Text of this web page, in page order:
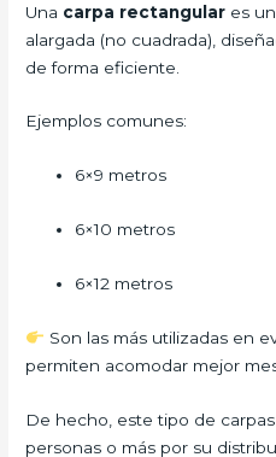
Una carpa rectangular es
alargada (no cuadrada),
de forma eficiente.
Ejemplos comunes:
6×9 metros
6×10 metros
6×12 metros
Son las más utilizadas en
permiten acomodar mejor
De hecho, este tipo de
personas o más por su